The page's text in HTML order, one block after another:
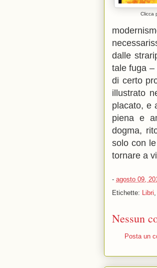
Clicca
dalle
tale fuga –
di certo
illustrato
placato, e
piena e
dogma,
solo con
tornare a
- agosto 09,
Etichette: Libri,
Nessun
Posta un